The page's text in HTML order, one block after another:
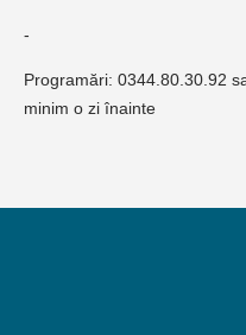
-
Programări: 0344.80.30.92
minim o zi înainte